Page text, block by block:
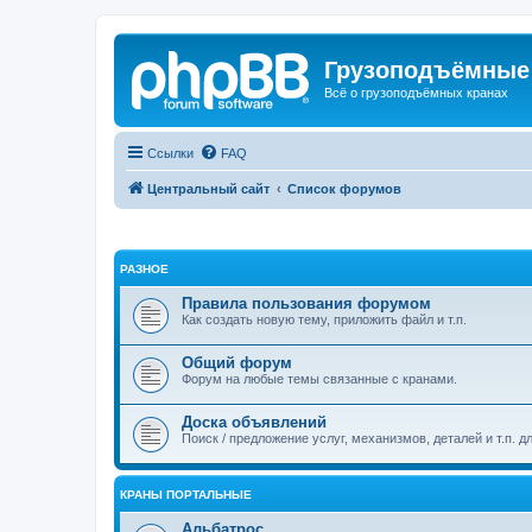
Всё о грузоподъёмных кранах
Ссылки FAQ
Центральный сайт Список форумов
РАЗНОЕ
Правила пользования форумом
Как создать новую тему, приложить файл и т.п.
Общий форум
Форум на любые темы связанные с кранами.
Доска объявлений
Поиск / предложение услуг, механизмов, деталей и т.п.
КРАНЫ ПОРТАЛЬНЫЕ